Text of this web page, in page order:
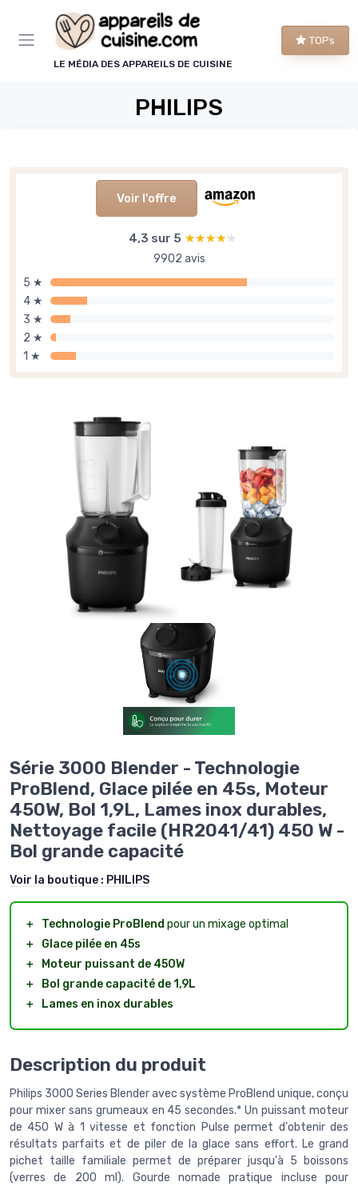
LE MÉDIA DES APPAREILS DE CUISINE
TOPs
PHILIPS
Voir l'offre
4,3 sur 5 ★★★★★
★★★★★
9902 avis
5 ★
4 ★
3 ★
2 ★
1 ★
Série 3000 Blender - Technologie
ProBlend, Glace pilée en 45s, Moteur
450W, Bol 1,9L, Lames inox durables,
Nettoyage facile (HR2041/41) 450 W -
Bol grande capacité
Voir la boutique : PHILIPS
＋ Technologie ProBlend pour un mixage optimal
＋
Glace pilée en 45s
＋
Moteur puissant de 450W
＋
Bol grande capacité de 1,9L
＋
Lames en inox durables
Description du produit
Philips 3000 Series Blender avec système ProBlend unique, conçu
pour mixer sans grumeaux en 45 secondes.* Un puissant moteur
de 450 W à 1 vitesse et fonction Pulse permet d'obtenir des
résultats parfaits et de piler de la glace sans effort. Le grand
pichet taille familiale permet de préparer jusqu'à 5 boissons
(verres de 200 ml). Gourde nomade pratique incluse pour
Panneau de gestion des cookies